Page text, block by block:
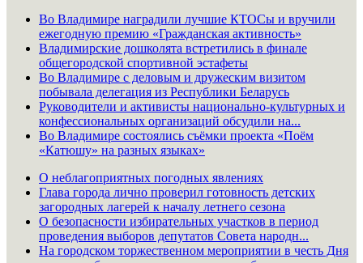
Во Владимире наградили лучшие КТОСы и вручили
ежегодную премию «Гражданская активность»
Владимирские дошколята встретились в финале
общегородской спортивной эстафеты
Во Владимире с деловым и дружеским визитом
побывала делегация из Республики Беларусь
Руководители и активисты национально-культурных и
конфессиональных организаций обсудили на...
Во Владимире состоялись съёмки проекта «Поём
«Катюшу» на разных языках»
О неблагоприятных погодных явлениях
Глава города лично проверил готовность детских
загородных лагерей к началу летнего сезона
О безопасности избирательных участков в период
проведения выборов депутатов Совета народн...
На городском торжественном мероприятии в честь Дня